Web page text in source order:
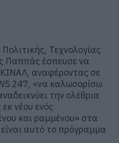
Τεχνολογίας
Παππάς έσπευσε να
ΚΙΝΑΛ, αναφέροντας σε
247, «να καλωσορίσω
την ολέθρια
νέου ενός
και ραμμένου» στα
αυτό το πρόγραμμα